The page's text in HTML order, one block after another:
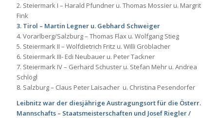
2. Steiermark I – Harald Pfundner u. Thomas Mossier u. Margrit
Fink
3. Tirol – Martin Legner u. Gebhard Schweiger
4. Vorarlberg/Salzburg – Thomas Flax u. Wolfgang Stieg
5. Steiermark II – Wolfdietrich Fritz u. Willi Gröblacher
6. Steiermark III- Edi Neubauer u. Peter Tackner
7. Steiermark IV – Gerhard Schuster u. Stefan Mehr u. Andrea
Schlögl
8. Salzburg – Claus Peter Laisacher u. Christina Pesendorfer
Leibnitz war der diesjährige Austragungsort für die Österr.
Mannschafts – Staatsmeisterschaften und Josef Riegler /